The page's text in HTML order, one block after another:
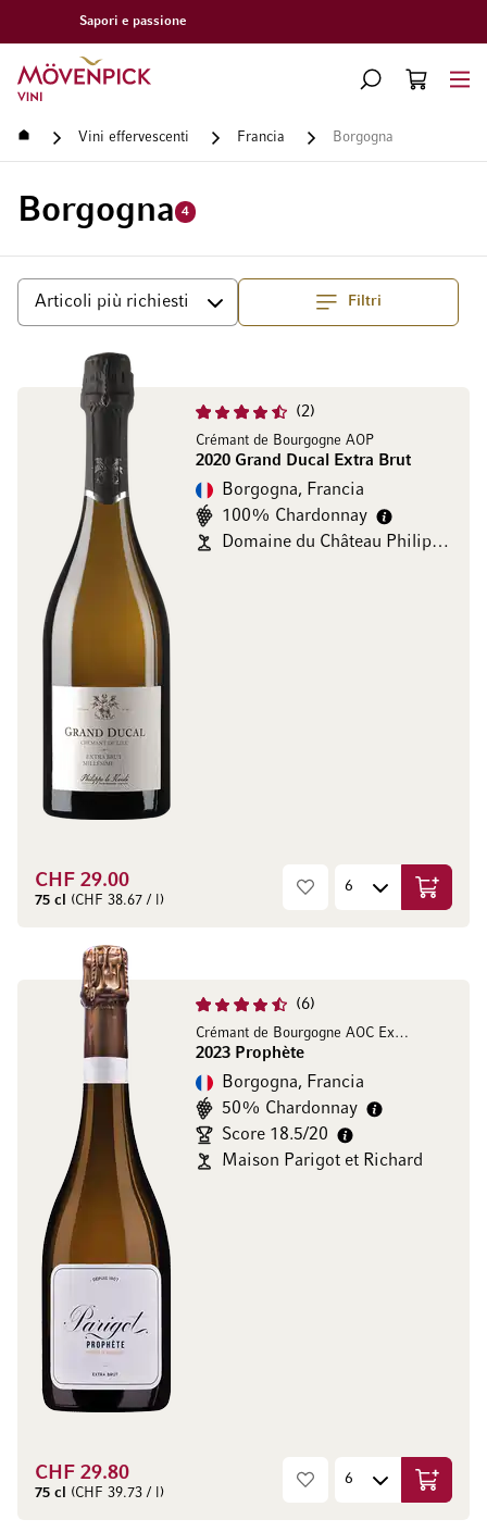
Consegna gratuita a partire da CHF 300.–
Vai alla Home Page
CERCA
CART
Home Vini effervescenti Francia Borgogna
Borgogna 4
Filtri
Ordina per Superiore
2
Crémant de Bourgogne AOP
2020 Grand Ducal Extra Brut
Borgogna, Francia
100% Chardonnay
Domaine du Château Philippe le Hardi
CHF 29.00
75 cl (CHF 38.67 / l)
6
Crémant de Bourgogne AOC Extra Brut
2023 Prophète
Borgogna, Francia
50% Chardonnay
Score 18.5/20
Maison Parigot et Richard
CHF 29.80
75 cl (CHF 39.73 / l)